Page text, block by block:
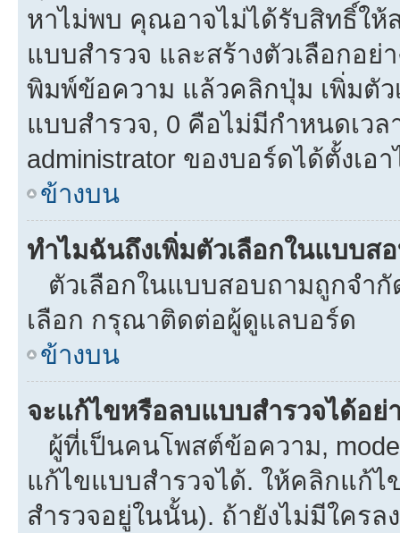
หาไม่พบ คุณอาจไม่ได้รับสิทธิ์ให้
แบบสำรวจ และสร้างตัวเลือกอย่
พิมพ์ข้อความ แล้วคลิกปุ่ม เพิ่มตั
แบบสำรวจ, 0 คือไม่มีกำหนดเว
administrator ของบอร์ดได้ตั้งเอา
ข้างบน
ทำไมฉันถึงเพิ่มตัวเลือกในแบบส
ตัวเลือกในแบบสอบถามถูกจำ
เลือก กรุณาติดต่อผู้ดูแลบอร์ด
ข้างบน
จะแก้ไขหรือลบแบบสำรวจได้อย่
ผู้ที่เป็นคนโพสต์ข้อความ,
แก้ไขแบบสำรวจได้. ให้คลิกแก้
สำรวจอยู่ในนั้น). ถ้ายังไม่มีใคร